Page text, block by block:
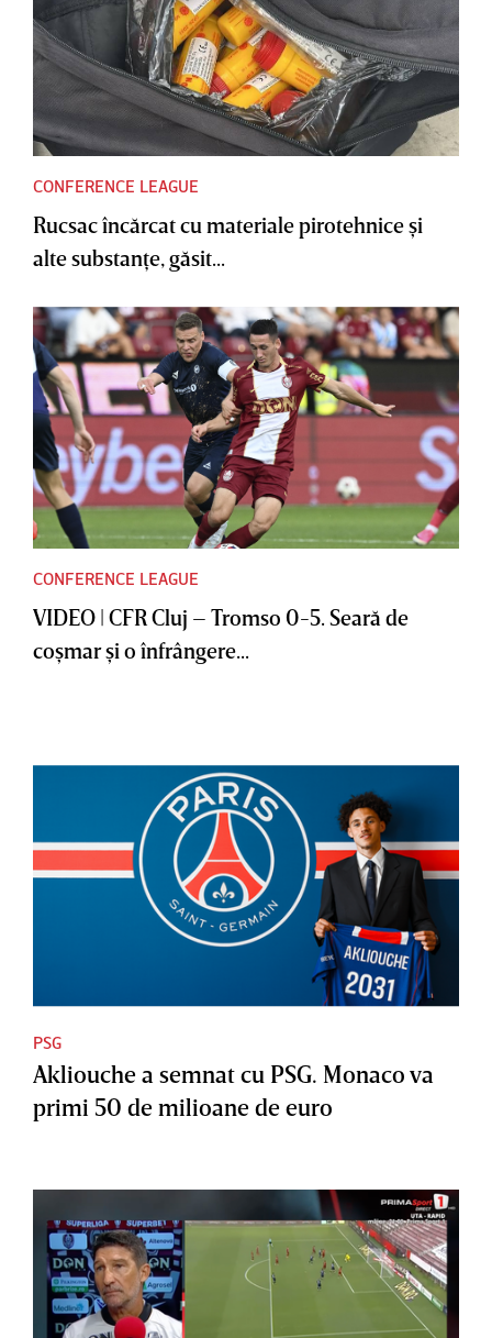
CONFERENCE LEAGUE
Rucsac încărcat cu materiale pirotehnice şi
alte substanţe, găsit...
CONFERENCE LEAGUE
VIDEO | CFR Cluj – Tromso 0-5. Seară de
coşmar şi o înfrângere...
PSG
Akliouche a semnat cu PSG. Monaco va
primi 50 de milioane de euro